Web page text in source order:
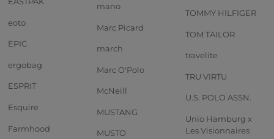
eoto
EPIC
ergobag
ESPRIT
Esquire
Farmhood
mano
Marc Picard
march
Marc O'Polo
McNeill
MUSTANG
MUSTO
TOMMY HILFIGER
TOM TAILOR
travelite
TRU VIRTU
U.S. POLO ASSN.
Unio Hamburg x
Les Visionnaires